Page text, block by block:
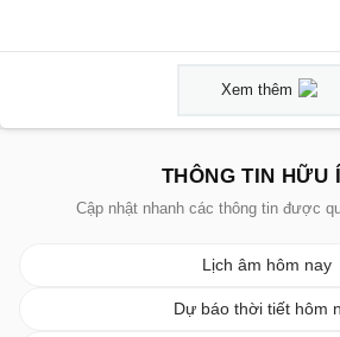
Xem thêm
THÔNG TIN HỮU
Cập nhật nhanh các thông tin được
Lịch âm hôm nay
Dự báo thời tiết hôm